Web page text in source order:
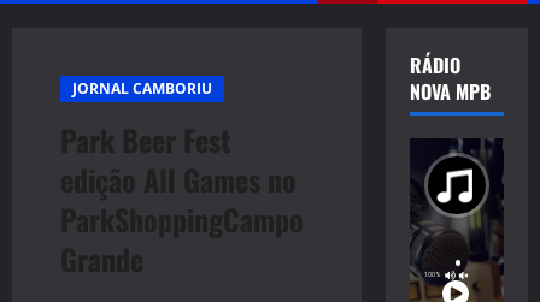
JORNAL CAMBORIU
Park Beer Fest
edição All Games no
ParkShoppingCampo
Grande
RÁDIO
NOVA MPB